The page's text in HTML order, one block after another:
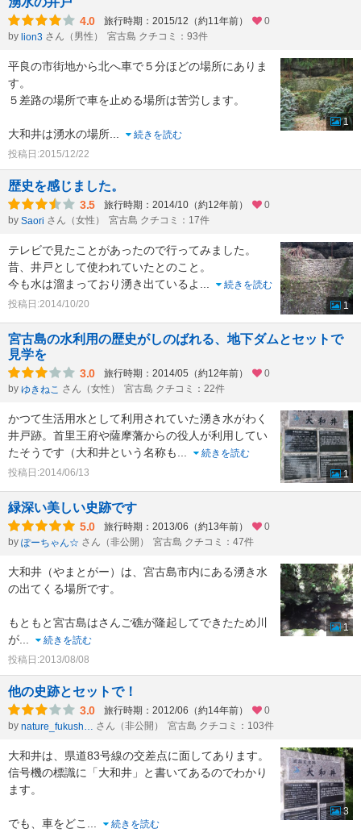
4.0 旅行時期：2015/12（約11年前）
0
by lion3 さん（男性） 宮古島 クチコミ：93件
平良の市街地から北へ車で５分ほどの場所にありま
す。
５差路の場所で車を止める場所は苦労します。
大和井は湧水の場所...
続きを読む
投稿日:2015/12/22
1
歴史を感じました。
3.5 旅行時期：2014/10（約12年前）
0
by Saori さん（女性） 宮古島 クチコミ：17件
テレビで見たことがあったので行ってみました。
昔、井戸として使われていたとのこと。
今も水は溜まっており湧き出ているよ ...
続きを読む
投稿日:2014/10/20
1
宮古島の水利用の歴史がしのばれる、地下ダムとセットで
見学を
3.0 旅行時期：2014/05（約12年前）
0
by ゆきねこ さん（女性） 宮古島 クチコミ：22件
かつて生活用水として利用されていた湧き水がわく
井戸跡。首里王府や薩摩藩からの役人が利用してい
たそうです（大和井という名称も...
続きを読む
投稿日:2014/06/13
1
緑深い美しい史跡です
5.0 旅行時期：2013/06（約13年前）
0
by ぽーちゃん☆ さん（非公開） 宮古島 クチコミ：47件
大和井（やまとがー）は、宮古島市内にある湧き水
の出てくる場所です。
もともと宮古島はさんご礁が隆起してできたため川
が...
続きを読む
投稿日:2013/08/08
1
他の史跡とセットで！
3.0 旅行時期：2012/06（約14年前）
0
by
nature_fukushima さん（非公開） 宮古島 クチコミ：103件
大和井は、県道83号線の交差点に面してあります。
信号機の標識に「大和井」と書いてあるのでわかり
ます。
でも、車をどこ ...
続きを読む
3